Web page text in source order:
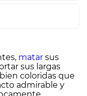
matar sus
sus largas
coloridas que
admirable y